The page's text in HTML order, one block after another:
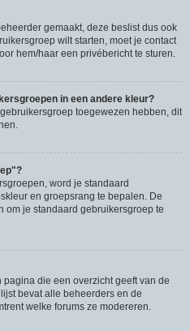
gemaakt, deze beslist dus ook
wilt starten, moet je contact
hem/haar een privébericht te sturen.
in een andere kleur?
toegewezen hebben, dit
word je standaard
en groepsrang te bepalen. De
om je standaard gebruikersgroep te
die een overzicht geeft van de
bevat alle beheerders en de
welke forums ze modereren.